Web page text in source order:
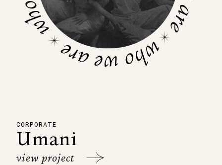
CORPORATE
Umani
view project